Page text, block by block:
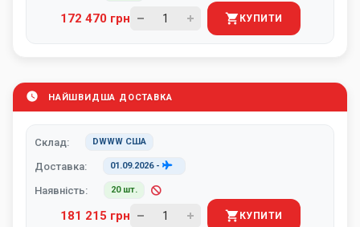
172 470 грн КУПИТИ
НАЙШВИДША ДОСТАВКА
Склад: DWWW США
Доставка: 01.09.2026-
Наявність: 20 шт.
181 215 грн КУПИТИ